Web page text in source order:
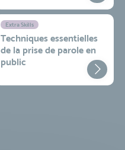
Extra Skills
Techniques essentielles
de la prise de parole en
public